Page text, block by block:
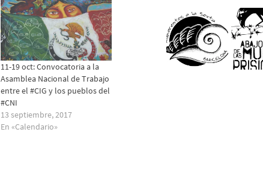
11-19 oct: Convocatoria a la
Asamblea Nacional de Trabajo
entre el #CIG y los pueblos del
#CNI
13 septiembre, 2017
En «Calendario»